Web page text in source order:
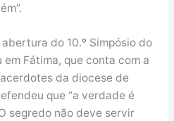
do 10.º Simpósio do
Fátima, que conta com a
da diocese de
que “a verdade é
segredo não deve servir